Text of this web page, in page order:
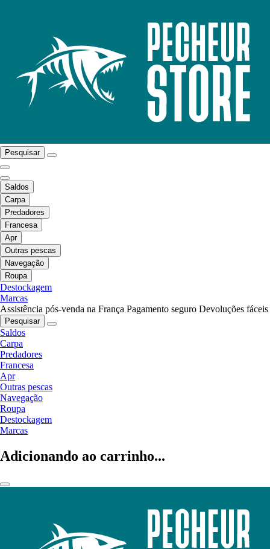
Pesquisar
Saldos
Carpa
Predadores
Francesa
Apr
Outras pescas
Navegação
Roupa
Destockagem
Marcas
Assistência pós-venda na França Pagamento seguro Devoluções fáceis
Pesquisar
Saldos
Carpa
Predadores
Francesa
Apr
Outras pescas
Navegação
Roupa
Destockagem
Marcas
Adicionando ao carrinho...